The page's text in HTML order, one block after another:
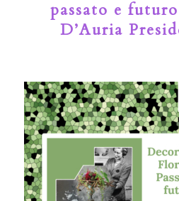
passato e
D’Auria